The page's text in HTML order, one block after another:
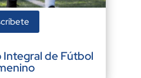
de Fútbol